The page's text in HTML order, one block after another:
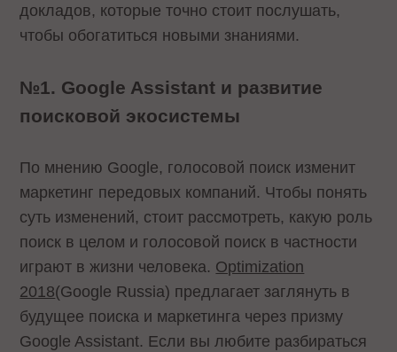
докладов, которые точно стоит послушать,
чтобы обогатиться новыми знаниями.
№1. Google Assistant и развитие
поисковой экосистемы
По мнению Google, голосовой поиск изменит
маркетинг передовых компаний. Чтобы понять
суть изменений, стоит рассмотреть, какую роль
поиск в целом и голосовой поиск в частности
играют в жизни человека. Optimization
2018(Google Russia) предлагает заглянуть в
будущее поиска и маркетинга через призму
Google Assistant. Если вы любите разбираться